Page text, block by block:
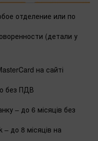
отделение или по
(детали у
на сайті
без ПДВ
– до 6 місяців без
до 8 місяців на